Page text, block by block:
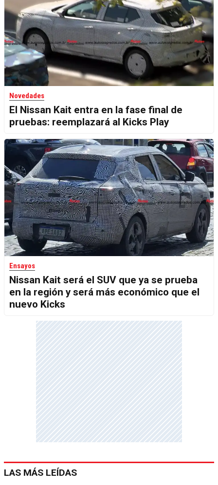
Novedades
El Nissan Kait entra en la fase final de
pruebas: reemplazará al Kicks Play
Ensayos
Nissan Kait será el SUV que ya se prueba
en la región y será más económico que el
nuevo Kicks
LAS MÁS LEÍDAS